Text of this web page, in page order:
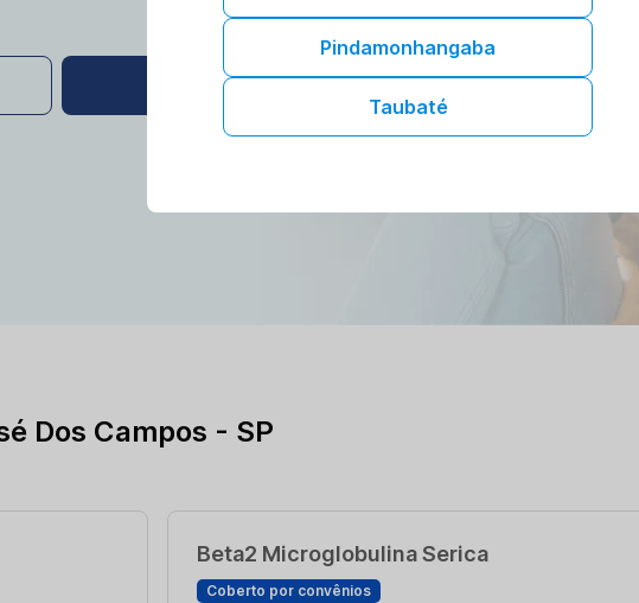
AGENDAR ONLINE
Dos Campos - SP
Beta2 Microglobulina Serica
Coberto por convênios
Pindamonhangaba
Taubaté